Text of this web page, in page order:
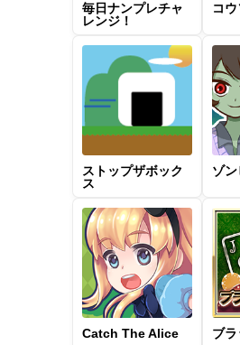
毎日ナンプレチャ
レンジ！
コ
ストップザボック
ス
ゾ
Catch The Alice ブ